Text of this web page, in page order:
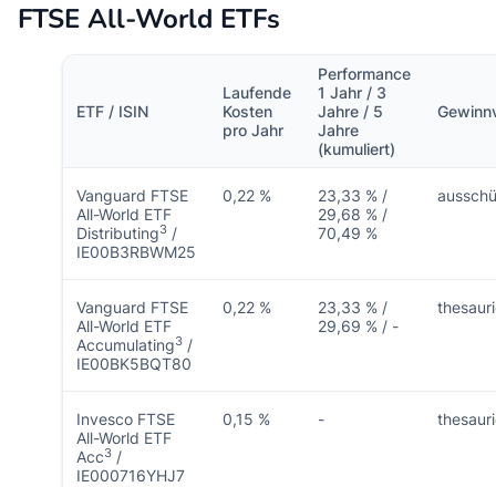
FTSE All-World ETFs
ETF / ISIN
Laufende
Kosten
pro Jahr
Performance
1 Jahr / 3
Jahre / 5
Jahre
(kumuliert)
Vanguard FTSE
All-World ETF
Distributing3 /
IE00B3RBWM25
0,22 %
23,33 % /
29,68 % /
70,49 %
Vanguard FTSE
All-World ETF
Accumulating3 /
IE00BK5BQT80
0,22 %
23,33 % /
29,69 % / -
Invesco FTSE
All-World ETF
Acc3 /
IE000716YHJ7
0,15 % -